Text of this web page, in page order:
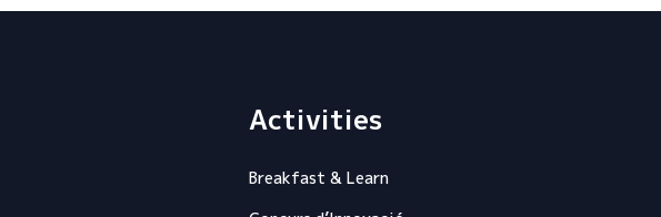
Activities
Breakfast & Learn